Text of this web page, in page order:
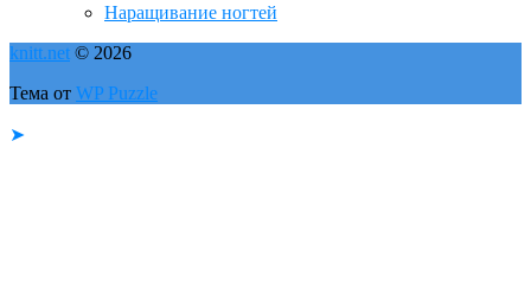
Наращивание ногтей
knitt.net © 2026
Тема от WP Puzzle
➤